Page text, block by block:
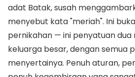
adat Batak, susah
menyebut kata "meriah". Ini
pernikahan — ini penyatuan dua
keluarga besar, dengan semua
menyertainya. Penuh aturan,